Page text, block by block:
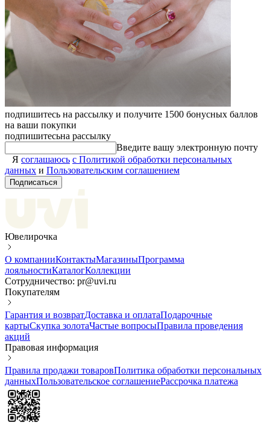
подпишитесь на рассылку и получите 1500 бонусных баллов
на ваши покупки
подпишитесьна рассылку
Введите вашу электронную почту
Я соглашаюсь с Политикой обработки персональных
данных и Пользовательским соглашением
Подписаться
Ювелирочка
О компанииКонтактыМагазиныПрограмма
лояльностиКаталогКоллекции
Сотрудничество: pr@uvi.ru
Покупателям
Гарантия и возвратДоставка и оплатаПодарочные
картыСкупка золотаЧастые вопросыПравила проведения
акций
Правовая информация
Правила продажи товаровПолитика обработки персональных
данныхПользовательское соглашениеРассрочка платежа